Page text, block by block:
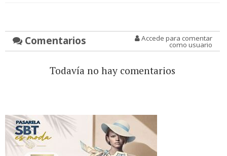
Comentarios Accede para comentar
como usuario
Todavía no hay comentarios